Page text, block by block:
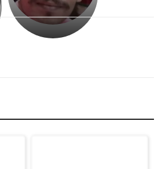
స్టార్
హీరోయిన్‏గా
శ్రీనిధి